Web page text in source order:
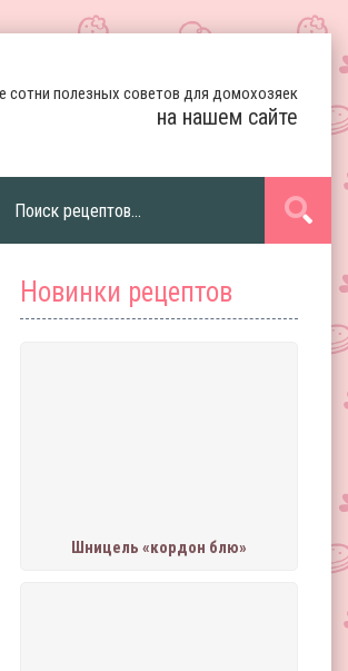
сотни полезных советов для домохозяек
на нашем сайте
Новинки рецептов
Шницель «кордон блю»